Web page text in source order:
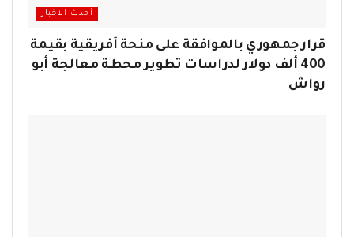
أحدث الاخبار
قرار جمهوري بالموافقة على منحة أفريقية بقيمة
400 ألف دولار لدراسات تطوير محطة معالجة أبو
رواش